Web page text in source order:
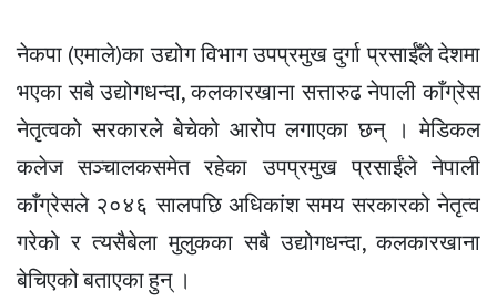
नेकपा (एमाले)का उद्योग विभाग उपप्रमुख दुर्गा प्रसाईँले देशमा
भएका सबै उद्योगधन्दा, कलकारखाना सत्तारुढ नेपाली काँग्रेस
नेतृत्वको सरकारले बेचेको आरोप लगाएका छन् । मेडिकल
कलेज सञ्चालकसमेत रहेका उपप्रमुख प्रसाईंले नेपाली
काँग्रेसले २०४६ सालपछि अधिकांश समय सरकारको नेतृत्व
गरेको र त्यसैबेला मुलुकका सबै उद्योगधन्दा, कलकारखाना
बेचिएको बताएका हुन् ।